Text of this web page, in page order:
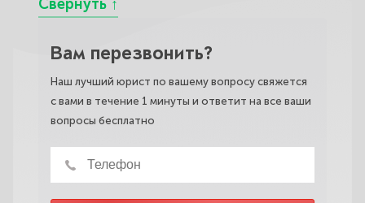
Вам перезвонить?
Наш лучший юрист по вашему вопросу свяжется
с вами в течение 1 минуты и ответит на все ваши
вопросы бесплатно